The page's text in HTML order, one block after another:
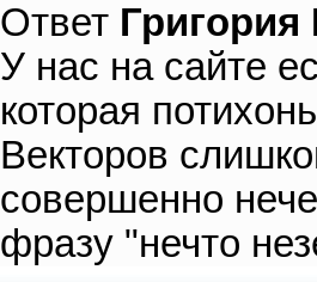
Ответ
У нас на сайте
которая
Векторов
совершенно
фразу "нечто